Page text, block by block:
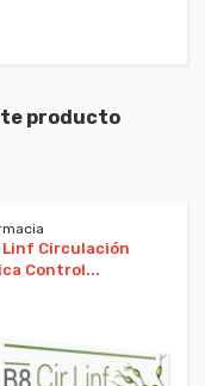
producto
Linf Circulación
Control...